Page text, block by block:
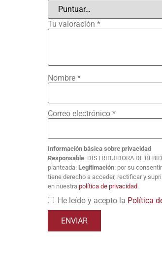
Tu valoración *
Nombre *
Correo electrónico *
Información básica sobre privacidad
Responsable: DISTRIBUIDORA DE
planteada. Legitimación: por su
tiene derecho a acceder, rectificar y
en nuestra política de privacidad.
He leído y acepto la Política